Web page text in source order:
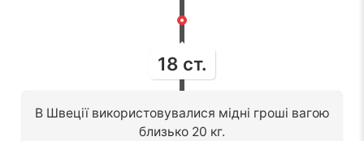
18 ст.
В Швеції використовувалися мідні гроші вагою
близько 20 кг.